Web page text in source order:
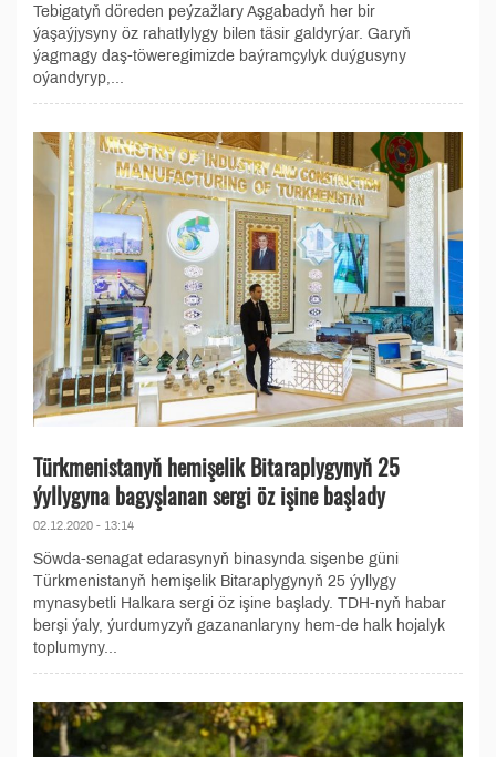
Tebigatyň döreden peýzažlary Aşgabadyň her bir
ýaşaýjysyny öz rahatlylygy bilen täsir galdyrýar. Garyň
ýagmagy daş-töweregimizde baýramçylyk duýgusyny
oýandyryp,...
Türkmenistanyň hemişelik Bitaraplygynyň 25
ýyllygyna bagyşlanan sergi öz işine başlady
02.12.2020 - 13:14
Söwda-senagat edarasynyň binasynda sişenbe güni
Türkmenistanyň hemişelik Bitaraplygynyň 25 ýyllygy
mynasybetli Halkara sergi öz işine başlady. TDH-nyň habar
berşi ýaly, ýurdumyzyň gazananlaryny hem-de halk hojalyk
toplumyny...